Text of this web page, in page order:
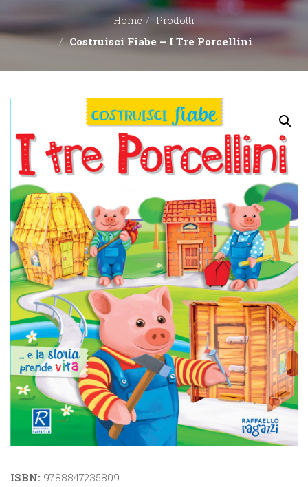
EDITORI
CONTATTACI
Home Prodotti
Costruisci Fiabe – I Tre Porcellini
ISBN: 9788847235809